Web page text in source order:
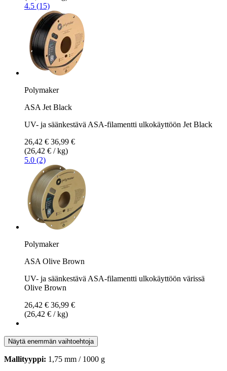
4.5 (15)
Polymaker
ASA Jet Black
UV- ja säänkestävä ASA-filamentti ulkokäyttöön Jet Black
26,42 € 36,99 €
(26,42 € / kg)
5.0 (2)
Polymaker
ASA Olive Brown
UV- ja säänkestävä ASA-filamentti ulkokäyttöön värissä
Olive Brown
26,42 € 36,99 €
(26,42 € / kg)
Näytä enemmän vaihtoehtoja
Mallityyppi: 1,75 mm / 1000 g